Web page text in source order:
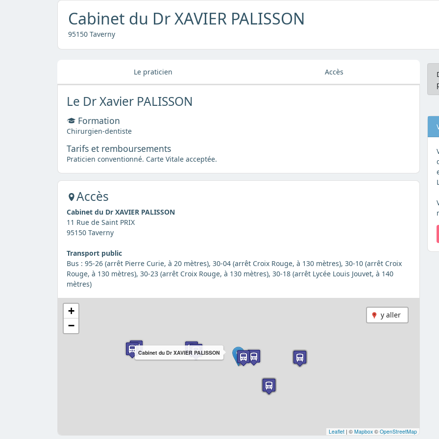
Cabinet du Dr XAVIER PALISSON
95150 Taverny
Le praticien Accès
Le Dr Xavier PALISSON
Formation
Chirurgien-dentiste
Tarifs et remboursements
Praticien conventionné. Carte Vitale acceptée.
Accès
Cabinet du Dr XAVIER PALISSON
11 Rue de Saint PRIX
95150 Taverny
Transport public
Bus : 95-26 (arrêt Pierre Curie, à 20 mètres), 30-04 (arrêt Croix Rouge, à 130 mètres), 30-10 (arrêt Croix
Rouge, à 130 mètres), 30-23 (arrêt Croix Rouge, à 130 mètres), 30-18 (arrêt Lycée Louis Jouvet, à 140
mètres)
y aller
Cabinet du Dr XAVIER PALISSON
+
−
Leaflet | © Mapbox © OpenStreetMap